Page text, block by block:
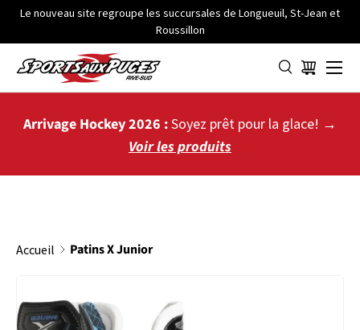
ALLER AU CONTENU
Le nouveau site regroupe les succursales de Longueuil, St-Jean et
Roussillon
Panier
Menu
Arrivage Hockey 2026 :Soyez prêt pour la glace! →
Voir les produits
Accueil Patins X Junior
PASSER AUX INFORMATIONS PRODUITS